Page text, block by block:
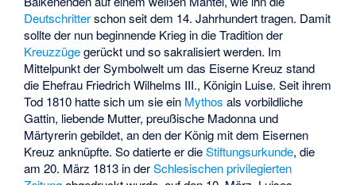
Deutschritterschon seit dem 14. Jahrhundert tragen. Damit
sollte der nun beginnende Krieg in die Tradition der
Kreuzzügegerückt und so sakralisiert werden. Im
Mittelpunkt der Symbolwelt um das Eiserne Kreuz stand
die Ehefrau Friedrich Wilhelms III., Königin Luise. Seit ihrem
Tod 1810 hatte sich um sie ein Mythos als vorbildliche
Gattin, liebende Mutter, preußische Madonna und
Märtyrerin gebildet, an den der König mit dem Eisernen
Kreuz anknüpfte. So datierte er dieStiftungsurkunde, die
am 20. März 1813 in derSchlesischen privilegierten